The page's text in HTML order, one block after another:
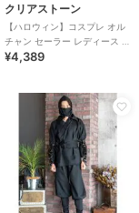
クリアストーン
【ハロウィン】コスプレ オル
チャン セーラー レディース ネ
イビー
¥4,389